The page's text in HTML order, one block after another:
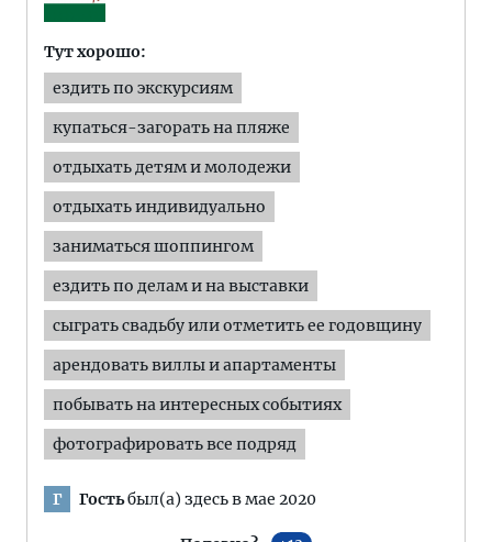
Тут хорошо:
ездить по экскурсиям
купаться-загорать на пляже
отдыхать детям и молодежи
отдыхать индивидуально
заниматься шоппингом
ездить по делам и на выставки
сыграть свадьбу или отметить ее годовщину
арендовать виллы и апартаменты
побывать на интересных событиях
фотографировать все подряд
Г Гостьбыл(а) здесь в мае 2020